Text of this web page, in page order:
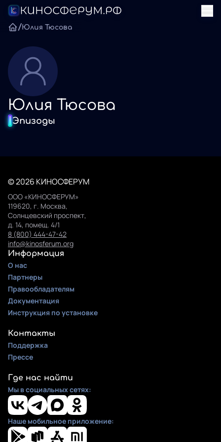
/Юлия Тюсова
Юлия Тюсова
Эпизоды
© 2026 КИНОСФЕРУМ
ООО «КИНОСФЕРУМ»
119620, г. Москва,
Солнцевский проспект,
д. 14, помещ. 4/1
8 (800) 444-47-42
info@kinosferum.org
Информация
О нас
Партнеры
Правообладателям
Документация
Инструкция по установке
Контакты
Поддержка
Прессе
Где нас найти
Мы в социальных сетях:
Наше мобильное приложение: